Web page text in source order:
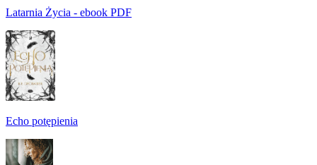
Latarnia Życia - ebook PDF
Echo potępienia